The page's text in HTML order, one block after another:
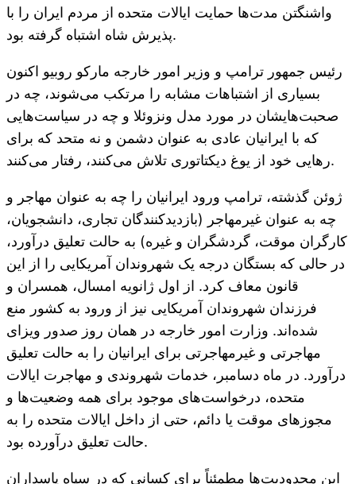
واشنگتن مدت‌ها حمایت ایالات متحده از مردم ایران را با
پذیرش شاه اشتباه گرفته بود.
رئیس جمهور ترامپ و وزیر امور خارجه مارکو روبیو اکنون
بسیاری از اشتباهات مشابه را مرتکب می‌شوند، چه در
صحبت‌هایشان در مورد مدل ونزوئلا و چه در سیاست‌هایی
که با ایرانیان عادی به عنوان دشمن و نه متحد که برای
رهایی خود از یوغ دیکتاتوری تلاش می‌کنند، رفتار می‌کنند.
ژوئن گذشته، ترامپ ورود ایرانیان را چه به عنوان مهاجر و
چه به عنوان غیرمهاجر (بازدیدکنندگان تجاری، دانشجویان،
کارگران موقت، گردشگران و غیره) به حالت تعلیق درآورد،
در حالی که بستگان درجه یک شهروندان آمریکایی را از این
قانون معاف کرد. از اول ژانویه امسال، همسران و
فرزندان شهروندان آمریکایی نیز از ورود به کشور منع
شده‌اند. وزارت امور خارجه در همان روز صدور ویزای
مهاجرتی و غیرمهاجرتی برای ایرانیان را به حالت تعلیق
درآورد. در ماه دسامبر، خدمات شهروندی و مهاجرت ایالات
متحده، درخواست‌های موجود برای همه وضعیت‌ها و
مجوزهای موقت یا دائم، حتی از داخل ایالات متحده را به
حالت تعلیق درآورده بود.
این محدودیت‌ها مطمئناً برای کسانی که در سپاه پاسداران